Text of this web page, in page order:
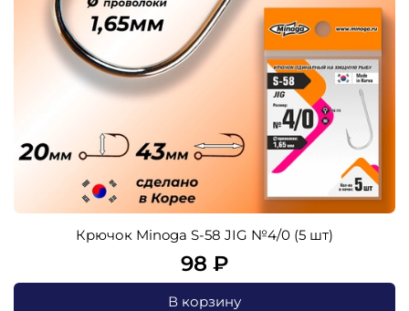
Крючок Minoga S-58 JIG №4/0 (5 шт)
98 ₽
В корзину